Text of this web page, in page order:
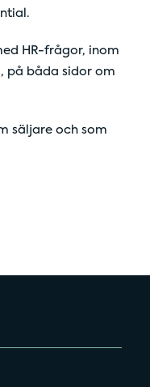
HR-frågor, inom
på båda sidor om
säljare och som